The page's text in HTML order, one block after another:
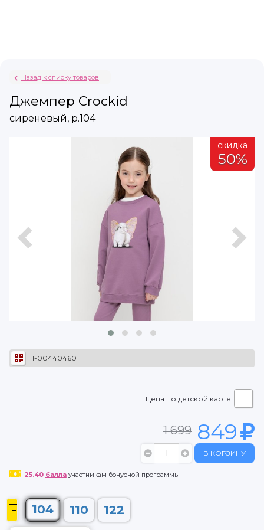
Назад к списку товаров
Джемпер Crockid
сиреневый, р.104
скидка
50%
1-00440460
Цена по детской карте
1 699 849
В КОРЗИНУ
25.40 баллаучастникам бонусной программы
104 110 122